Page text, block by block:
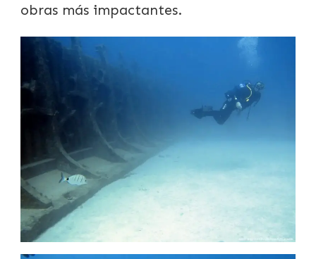
obras más impactantes.